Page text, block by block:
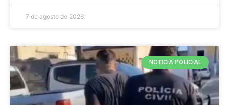
7 de agosto de 2026
NOTICIA POLICIAL